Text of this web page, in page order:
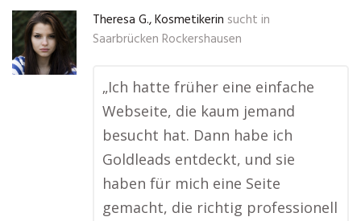
Theresa G., Kosmetikerin sucht in
Saarbrücken Rockershausen
„Ich hatte früher eine einfache
Webseite, die kaum jemand
besucht hat. Dann habe ich
Goldleads entdeckt, und sie
haben für mich eine Seite
gemacht, die richtig professionell